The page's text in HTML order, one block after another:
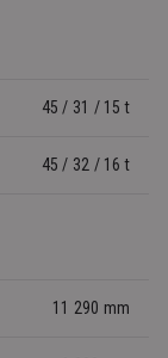
45 / 31 / 15 t
45 / 32 / 16 t
11 290 mm